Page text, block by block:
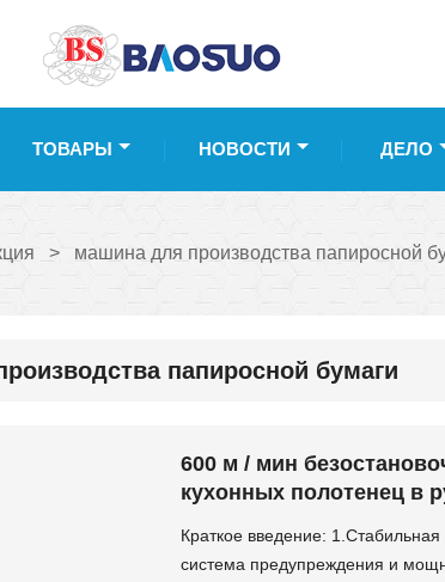
ТОВАРЫ НОВОСТИ ДЕЛО
> машина для производства папиросной
папиросной бумаги
600 м / мин
кухонных полотенец в
Краткое введение:
система предупреждения и